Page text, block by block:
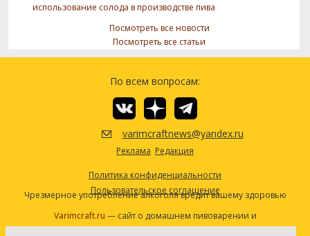
использование солода в производстве пива
Посмотреть все новости
Посмотреть все статьи
По всем вопросам:
varimcraftnews@yandex.ru
Реклама Редакция
Политика конфиденциальности
Пользовательское соглашение
Чрезмерное употребление алкоголя вредит вашему здоровью
Varimcraft.ru — сайт о домашнем пивоварении и
самогоноварении.